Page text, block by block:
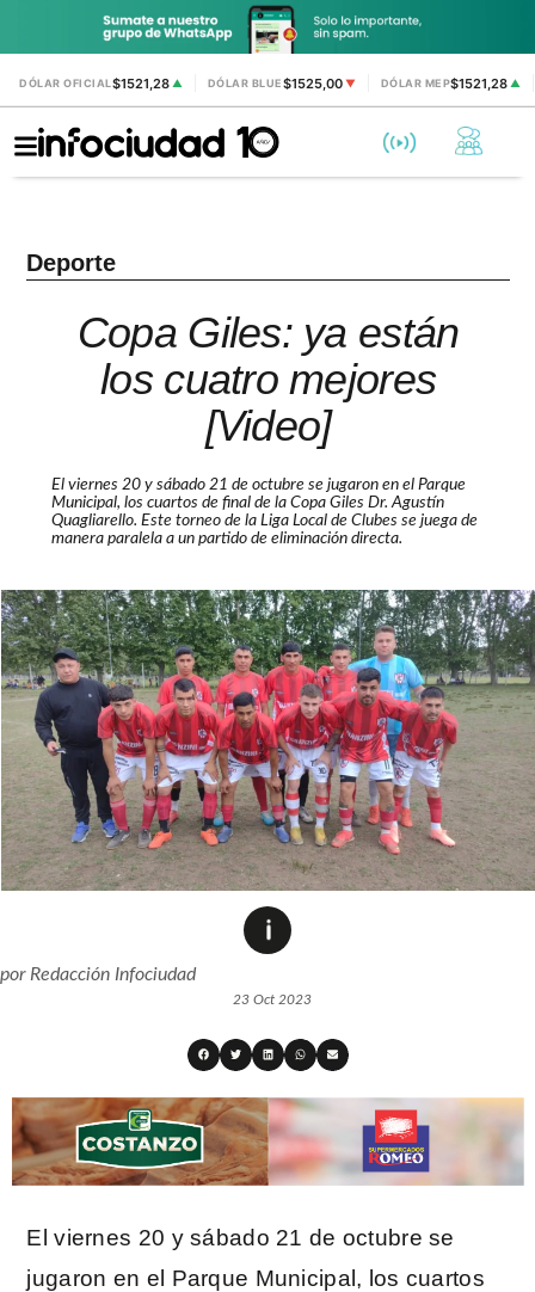
DÓLAR OFICIAL$1521,28 ▲ DÓLAR BLUE$1525,00 ▼ DÓLAR MEP$1521,28▲
Deporte
Copa Giles: ya están
los cuatro mejores
[Video]
El viernes 20 y sábado 21 de octubre se jugaron en el Parque
Municipal, los cuartos de final de la Copa Giles Dr. Agustín
Quagliarello. Este torneo de la Liga Local de Clubes se juega de
manera paralela a un partido de eliminación directa.
porRedacción Infociudad
23 Oct 2023
El viernes 20 y sábado 21 de octubre se
jugaron en el Parque Municipal, los cuartos